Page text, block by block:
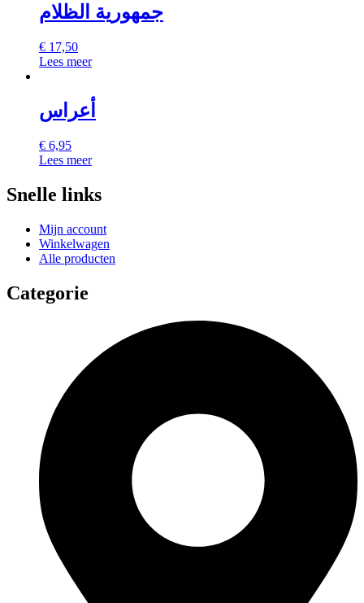
جمهورية الظلام
€ 17,50
Lees meer
أعراس
€ 6,95
Lees meer
Snelle links
Mijn account
Winkelwagen
Alle producten
Categorie